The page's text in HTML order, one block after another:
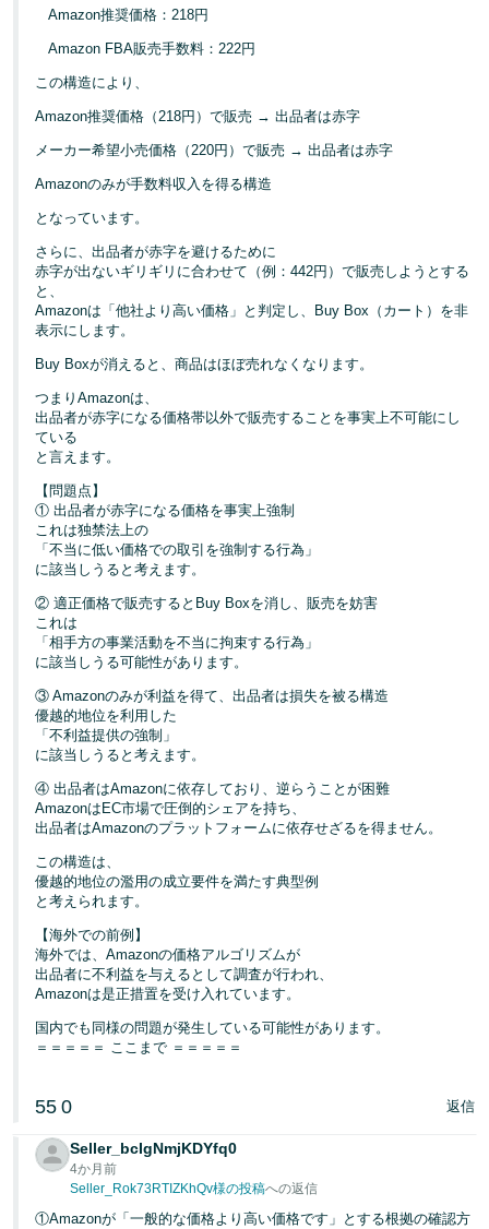
Amazon推奨価格：218円
Amazon FBA販売手数料：222円
この構造により、
Amazon推奨価格（218円）で販売 → 出品者は赤字
メーカー希望小売価格（220円）で販売 → 出品者は赤字
Amazonのみが手数料収入を得る構造
となっています。
さらに、出品者が赤字を避けるために
赤字が出ないギリギリに合わせて（例：442円）で販売しようとする
と、
Amazonは「他社より高い価格」と判定し、Buy Box（カート）を非
表示にします。
Buy Boxが消えると、商品はほぼ売れなくなります。
つまりAmazonは、
出品者が赤字になる価格帯以外で販売することを事実上不可能にし
ている
と言えます。
【問題点】
① 出品者が赤字になる価格を事実上強制
これは独禁法上の
「不当に低い価格での取引を強制する行為」
に該当しうると考えます。
② 適正価格で販売するとBuy Boxを消し、販売を妨害
これは
「相手方の事業活動を不当に拘束する行為」
に該当しうる可能性があります。
③ Amazonのみが利益を得て、出品者は損失を被る構造
優越的地位を利用した
「不利益提供の強制」
に該当しうると考えます。
④ 出品者はAmazonに依存しており、逆らうことが困難
AmazonはEC市場で圧倒的シェアを持ち、
出品者はAmazonのプラットフォームに依存せざるを得ません。
この構造は、
優越的地位の濫用の成立要件を満たす典型例
と考えられます。
【海外での前例】
海外では、Amazonの価格アルゴリズムが
出品者に不利益を与えるとして調査が行われ、
Amazonは是正措置を受け入れています。
国内でも同様の問題が発生している可能性があります。
＝＝＝＝＝ ここまで ＝＝＝＝＝
55 0 返信
Seller_bcIgNmjKDYfq0
4か月前
Seller_Rok73RTIZKhQv様の投稿への返信
①Amazonが「一般的な価格より高い価格です」とする根拠の確認方